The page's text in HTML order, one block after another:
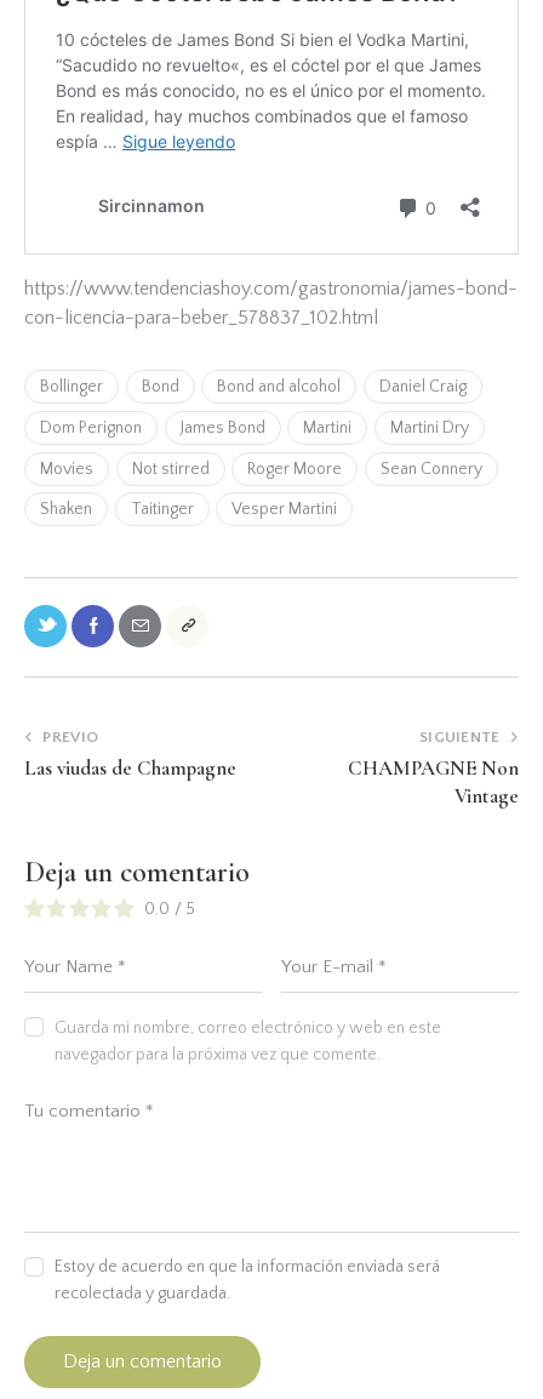
https://www.tendenciashoy.com/gastronomia/james-bond-
con-licencia-para-beber_578837_102.html
Bollinger Bond Bond and alcohol Daniel Craig
Dom Perignon James Bond Martini Martini Dry
Movies Not stirred Roger Moore Sean Connery
Shaken Taitinger Vesper Martini
PREVIO
Las viudas de Champagne
SIGUIENTE
CHAMPAGNE Non
Vintage
Deja un comentario
0.0 / 5
Guarda mi nombre, correo electrónico y web en este
navegador para la próxima vez que comente.
Estoy de acuerdo en que la información enviada será
recolectada y guardada.